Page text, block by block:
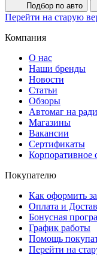
Подбор по авто
Перейти на старую
Компания
О нас
Наши бренды
Новости
Статьи
Обзоры
Автомаг на
Магазины
Вакансии
Сертификаты
Корпоративное
Покупателю
Как оформить
Оплата и
Бонусная
График работы
Помощь
Перейти на